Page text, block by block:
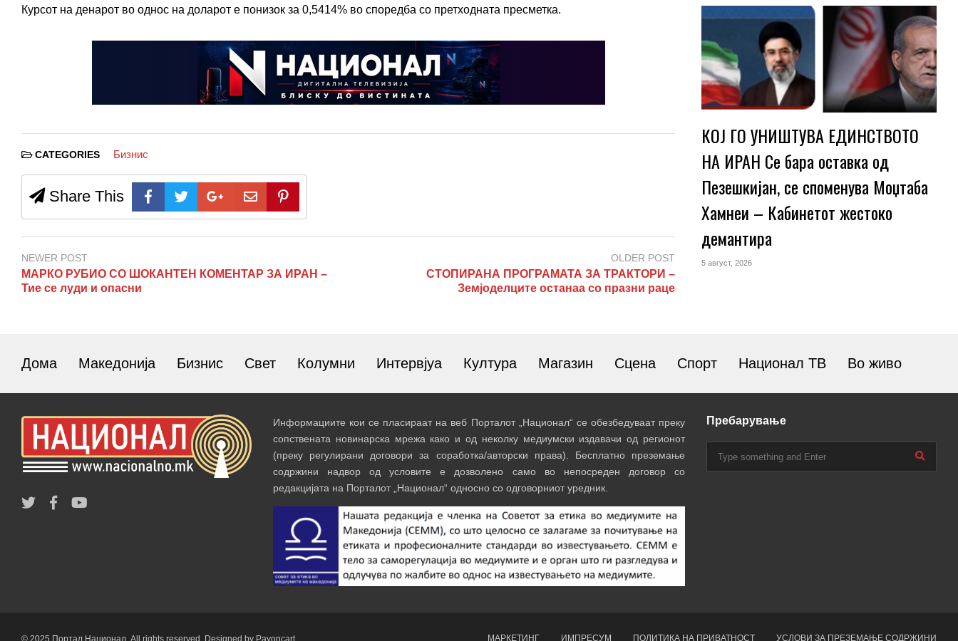
Курсот на денарот во однос на доларот е понизок за 0,5414% во споредба со претходната пресметка.
CATEGORIES Бизнис
Share This
NEWER POST
МАРКО РУБИО СО ШОКАНТЕН КОМЕНТАР ЗА ИРАН –
Тие се луди и опасни
OLDER POST
СТОПИРАНА ПРОГРАМАТА ЗА ТРАКТОРИ –
Земјоделците останаа со празни раце
КОЈ ГО УНИШТУВА ЕДИНСТВОТО
НА ИРАН Се бара оставка од
Пезешкијан, се споменува Моџтаба
Хамнеи – Кабинетот жестоко
демантира
5 август, 2026
Дома Македонија Бизнис Свет Колумни Интервјуа Култура Магазин Сцена Спорт Национал ТВ Во живо
Информациите кои се пласираат на веб Порталот „Национал“ се обезбедуваат преку
сопствената новинарска мрежа како и од неколку медиумски издавачи од регионот
(преку регулирани договори за соработка/авторски права). Бесплатно преземање
содржини надвор од условите е дозволено само во непосреден договор со
редакцијата на Порталот „Национал“ односно со одговорниот уредник.
Пребарување
© 2025 Портал Национал. All rights reserved. Designed by Payoncart. МАРКЕТИНГ ИМПРЕСУМ ПОЛИТИКА НА ПРИВАТНОСТ УСЛОВИ ЗА ПРЕЗЕМАЊЕ СОДРЖИНИ